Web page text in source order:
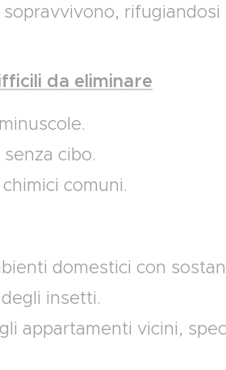
da eliminare
cibo.
comuni.
domestici con
insetti.
appartamenti vicini,